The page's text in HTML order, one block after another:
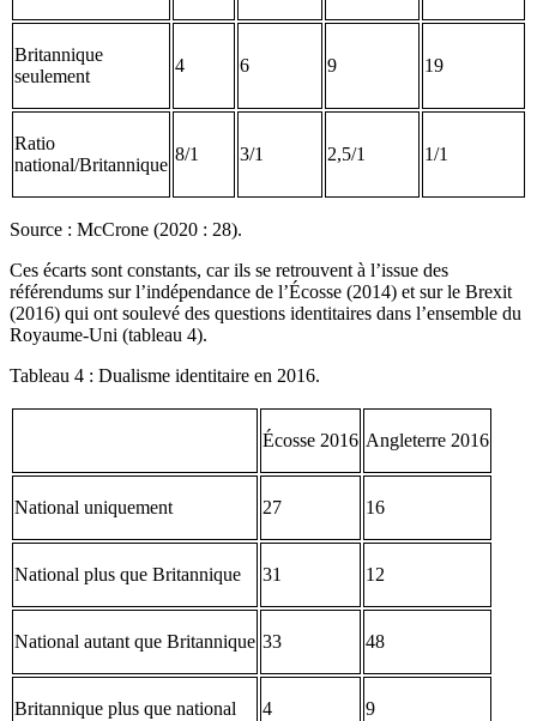
Britannique
seulement
4 6 9 19
Ratio
national/Britannique
8/1 3/1 2,5/1 1/1
Source : McCrone (2020 : 28).
Ces écarts sont constants, car ils se retrouvent à l’issue des
référendums sur l’indépendance de l’Écosse (2014) et sur le Brexit
(2016) qui ont soulevé des questions identitaires dans l’ensemble du
Royaume-Uni (tableau 4).
Tableau 4 : Dualisme identitaire en 2016.
Écosse 2016 Angleterre 2016
National uniquement 27 16
National plus que Britannique 31 12
National autant que Britannique 33 48
Britannique plus que national 4 9